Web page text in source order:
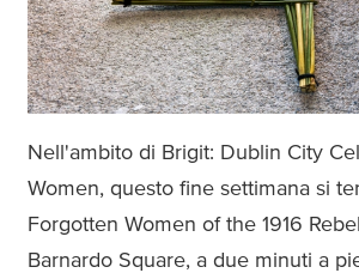
Nell'ambito di Brigit: Dublin City
Women, questo fine settimana si
Forgotten Women of the 1916
Barnardo Square, a due minuti a